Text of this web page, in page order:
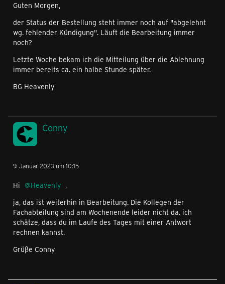
Guten Morgen,
der Status der Bestellung steht immer noch auf "abgelehnt
wg. fehlender Kündigung". Läuft die Bearbeitung immer
noch?
Letzte Woche bekam ich die Mitteilung über die Ablehnung
immer bereits ca. ein halbe Stunde später.
BG Heavenly
Conny
9. Januar 2023 um 10:15
Hi Heavenly ,
ja, das ist weiterhin in Bearbeitung. Die Kollegen der
Fachabteilung sind am Wochenende leider nicht da. ich
schätze, dass du im Laufe des Tages mit einer Antwort
rechnen kannst.
Grüße Conny